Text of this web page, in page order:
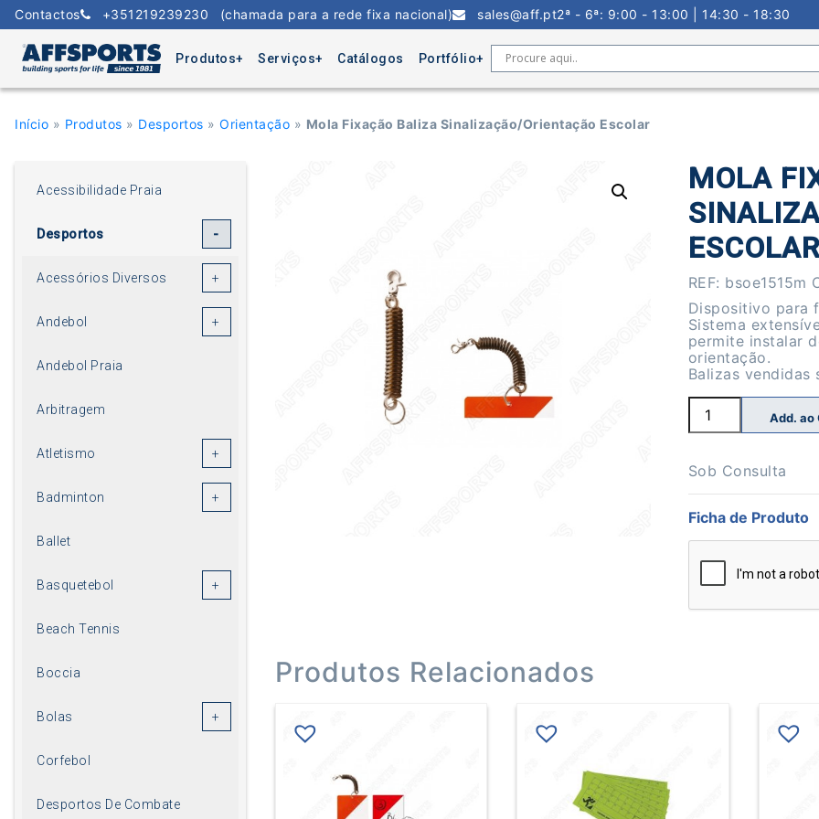
Skip
Contactos +351219239230 (chamada para a rede fixa nacional) sales@aff.pt2ª - 6ª: 9:00 - 13:00 | 14:30 - 18:30
Produtos Serviços Catálogos Portfólio
Início » Produtos » Desportos » Orientação » Mola Fixação Baliza Sinalização/Orientação Escolar
MOLA
REF: bsoe1515m
Dispositivo para
Sistema
permite instalar
orientação.
Balizas vendidas
Quantidade
Mola
Baliza
Add. ao
Sob Consulta
Ficha de Produto
Produtos Relacionados
Acessibilidade Praia
Desportos
Acessórios Diversos
Andebol
Andebol Praia
Arbitragem
Atletismo
Badminton
Ballet
Basquetebol
Beach Tennis
Boccia
Bolas
Corfebol
Desportos De Combate